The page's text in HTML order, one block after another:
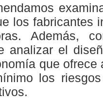
los fabricantes
Además,
analizar el
que ofrece
los